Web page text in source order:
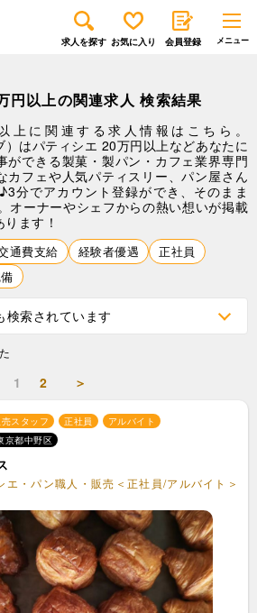
求人を探す お気に入り 会員登録
円以上の関連求人 検索結果
上に関連する求人情報はこちら。
はパティシエ 20万円以上などあなたに
ができる製菓・製パン・カフェ業界専門
カフェや人気パティスリー、パン屋さん
分でアカウント登録ができ、そのまま
オーナーやシェフからの熱い想いが掲載
ます！
通費支給 経験者優遇
正社員
検索されています
1 2 ＞
スタッフ 正社員
アルバイト
京都中野区
エ・パン職人・販売＜正社員/アルバイト＞